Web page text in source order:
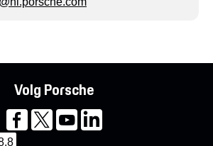
Volg Porsche